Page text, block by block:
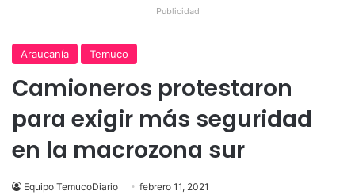
Publicidad
Araucanía Temuco
Camioneros protestaron
para exigir más seguridad
en la macrozona sur
Equipo TemucoDiario febrero 11, 2021